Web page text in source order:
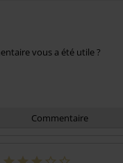
vous a été utile ?
Commentaire